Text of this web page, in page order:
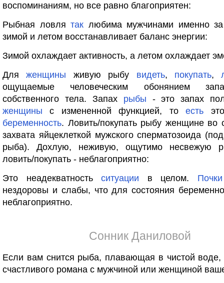
воспоминаниям, но все равно благоприятен:
Рыбная ловлятак любима мужчинами именно
зимой и летом восстанавливает баланс энергии:
Зимой охлаждает активность, а летом охлаждает
Дляженщины живую рыбу видеть, покупать,
ощущаемые человеческим обонянием
собственного тела. Запах рыбы - это запах
женщины с измененной функцией, тоесть
беременность. Ловить/покупать рыбу женщине во
захвата яйцеклеткой мужского сперматозоида
рыба). Дохлую, неживую, ощутимо несвежую
ловить/покупать - неблагоприятно:
Это неадекватностьситуации в целом. Почки
нездоровы и слабы, что для состояния
неблагоприятно.
Сонник Даниловой
Если вам снится рыба, плавающая в чистой воде,
счастливого романа с мужчиной или женщиной